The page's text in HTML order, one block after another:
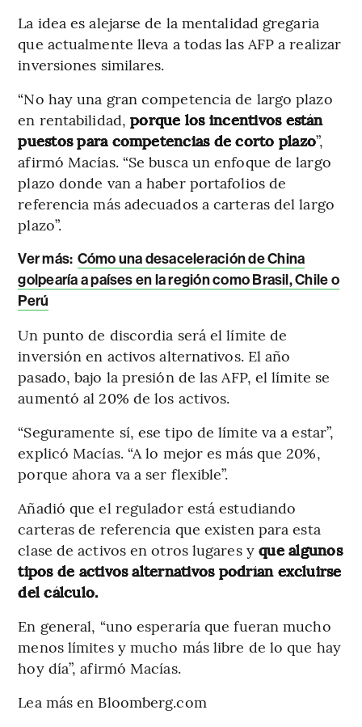
La idea es alejarse de la mentalidad gregaria
que actualmente lleva a todas las AFP a realizar
inversiones similares.
“No hay una gran competencia de largo plazo
en rentabilidad, porque los incentivos están
puestos para competencias de corto plazo”,
afirmó Macías. “Se busca un enfoque de largo
plazo donde van a haber portafolios de
referencia más adecuados a carteras del largo
plazo”.
Ver más: Cómo una desaceleración de China
golpearía a países en la región como Brasil, Chile o
Perú
Un punto de discordia será el límite de
inversión en activos alternativos. El año
pasado, bajo la presión de las AFP, el límite se
aumentó al 20% de los activos.
“Seguramente sí, ese tipo de límite va a estar”,
explicó Macías. “A lo mejor es más que 20%,
porque ahora va a ser flexible”.
Añadió que el regulador está estudiando
carteras de referencia que existen para esta
clase de activos en otros lugares yque algunos
tipos de activos alternativos podrían excluirse
del cálculo.
En general, “uno esperaría que fueran mucho
menos límites y mucho más libre de lo que hay
hoy día”, afirmó Macías.
Lea más en Bloomberg.com